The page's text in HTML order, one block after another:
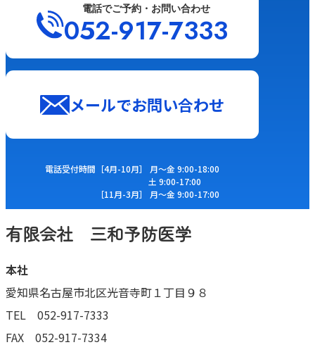
電話でご予約・お問い合わせ
052-917-7333
メールでお問い合わせ
電話受付時間 ［4⽉-10⽉］ ⽉〜⾦ 9:00-18:00
⼟ 9:00-17:00
［11⽉-3⽉］ ⽉〜⾦ 9:00-17:00
有限会社 三和予防医学
本社
愛知県名古屋市北区光音寺町１丁目９８
TEL 052-917-7333
FAX 052-917-7334